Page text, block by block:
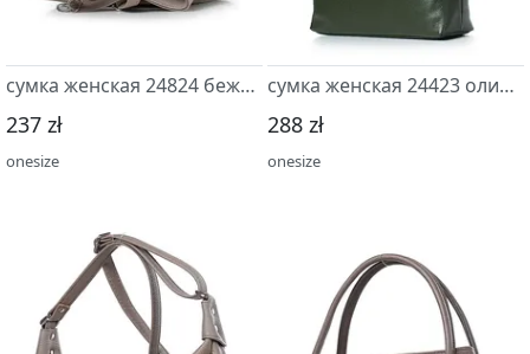
сумка женская 24824 бежевый
237 zł
onesize
сумка женская 24423 оливковый
288 zł
onesize